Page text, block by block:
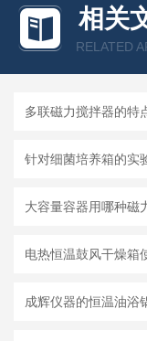
相关
RELATED
多联磁力搅拌器的特
大容量容器用哪种磁
成辉仪器的恒温油浴